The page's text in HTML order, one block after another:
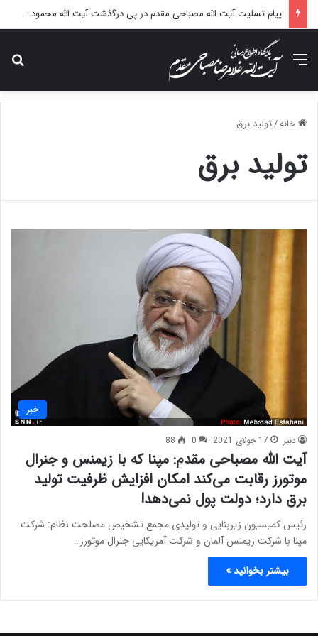
پیام تسلیت آیت الله مصباحی مقدم در پی درگذشت آیت الله محمودی گلپایگانی
منو
خانه/تولید برق
تولید برق
خبر
دبیر 17 جولای 2021 0
88
آیت الله مصباحی مقدم: مپنا که با زیمنس و جنرال
موتورز رقابت می‌کند امکان افزایش ظرفیت تولید
برق دارد؛ دولت پول نمی‌دهد!
رئیس کمیسیون زیربنایی و تولیدی مجمع تشخیص مصلحت نظام: شرکت
مپنا با شرکت زیمنس آلمان و شرکت آمریکایی جنرال موتورز…
بیشتر بخوانید »